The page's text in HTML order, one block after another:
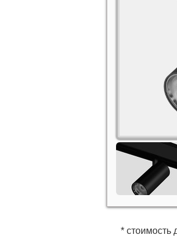
* стоимость